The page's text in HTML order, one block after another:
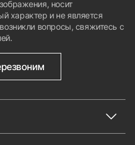
носит
характер и не является
вопросы, свяжитесь с